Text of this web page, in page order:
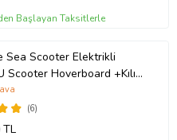
Başlayan Taksitlerle
Sea Scooter Elektrikli
Scooter Hoverboard +Kılıf
(6)
TL